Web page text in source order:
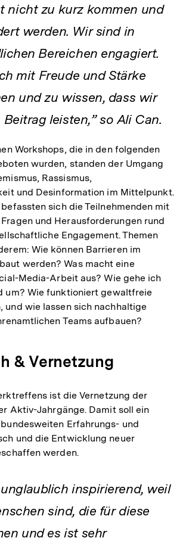
nicht zu kurz kommen und
werden. Wir sind in
Bereichen engagiert.
mit Freude und Stärke
und zu wissen, dass wir
leisten,” so Ali Can.
Workshops, die in den folgenden
wurden, standen der Umgang
Rassismus,
und Desinformation im Mittelpunkt.
sich die Teilnehmenden mit
und Herausforderungen rund
Engagement. Themen
Wie können Barrieren im
werden? Was macht eine
Media-Arbeit aus? Wie gehe ich
um? Wie funktioniert gewaltfreie
und wie lassen sich nachhaltige
Teams aufbauen?
& Vernetzung
ist die Vernetzung der
Aktiv-Jahrgänge. Damit soll ein
Erfahrungs- und
und die Entwicklung neuer
werden.
unglaublich inspirierend, weil
sind, die für diese
und es ist sehr